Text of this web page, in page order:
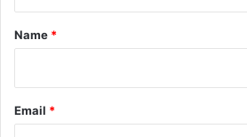
*
Name *
Email *